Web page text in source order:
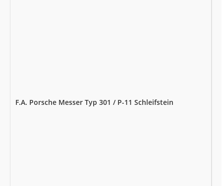
F.A. Porsche Messer Typ 301 / P-11 Schleifstein